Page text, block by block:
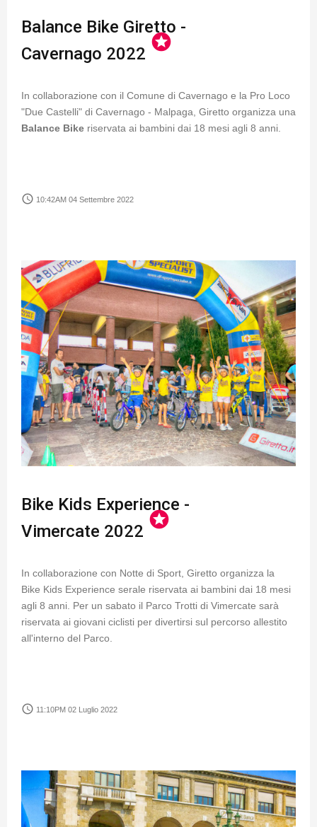
Balance Bike Giretto -
Cavernago 2022
stars
In collaborazione con il Comune di Cavernago e la Pro Loco
"Due Castelli" di Cavernago - Malpaga, Giretto organizza una
Balance Bike riservata ai bambini dai 18 mesi agli 8 anni.
access_time 10:42AM 04 Settembre 2022
Bike Kids Experience -
Vimercate 2022
stars
In collaborazione con Notte di Sport, Giretto organizza la
Bike Kids Experience serale riservata ai bambini dai 18 mesi
agli 8 anni. Per un sabato il Parco Trotti di Vimercate sarà
riservata ai giovani ciclisti per divertirsi sul percorso allestito
all'interno del Parco.
access_time 11:10PM 02 Luglio 2022